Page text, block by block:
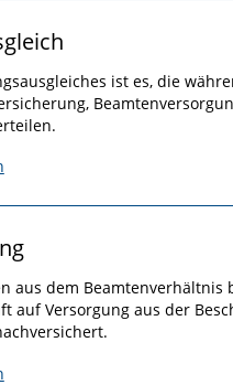
ist es, die
aus dem
auf Versorgung aus der